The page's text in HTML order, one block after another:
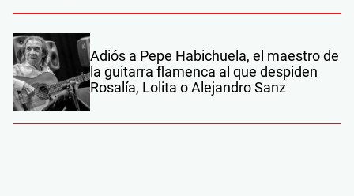
Adiós a Pepe Habichuela, el maestro de
la guitarra flamenca al que despiden
Rosalía, Lolita o Alejandro Sanz